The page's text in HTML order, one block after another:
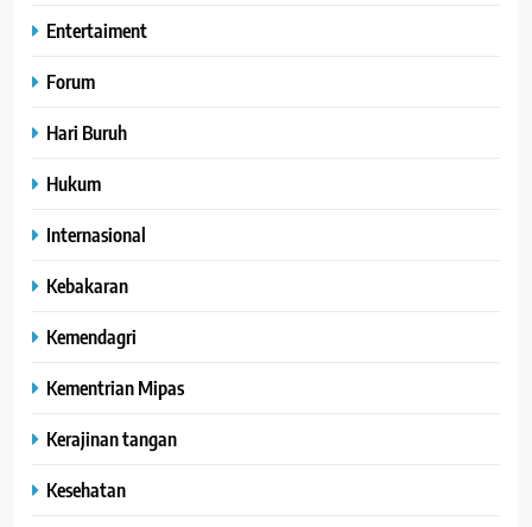
Entertaiment
Forum
Hari Buruh
Hukum
Internasional
Kebakaran
Kemendagri
Kementrian Mipas
Kerajinan tangan
Kesehatan